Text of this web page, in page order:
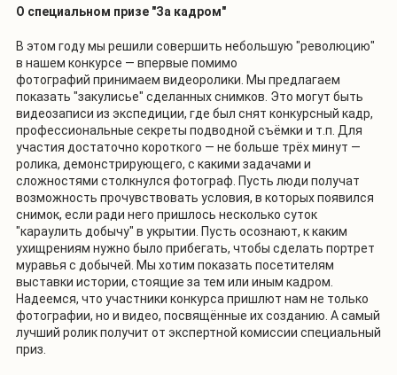
О специальном призе "За кадром"
В этом году мы решили совершить небольшую "революцию"
в нашем конкурсе — впервые помимо
фотографий принимаем видеоролики. Мы предлагаем
показать "закулисье" сделанных снимков. Это могут быть
видеозаписи из экспедиции, где был снят конкурсный кадр,
профессиональные секреты подводной съёмки и т.п. Для
участия достаточно короткого — не больше трёх минут —
ролика, демонстрирующего, с какими задачами и
сложностями столкнулся фотограф. Пусть люди получат
возможность прочувствовать условия, в которых появился
снимок, если ради него пришлось несколько суток
"караулить добычу" в укрытии. Пусть осознают, к каким
ухищрениям нужно было прибегать, чтобы сделать портрет
муравья с добычей. Мы хотим показать посетителям
выставки истории, стоящие за тем или иным кадром.
Надеемся, что участники конкурса пришлют нам не только
фотографии, но и видео, посвящённые их созданию. А самый
лучший ролик получит от экспертной комиссии специальный
приз.